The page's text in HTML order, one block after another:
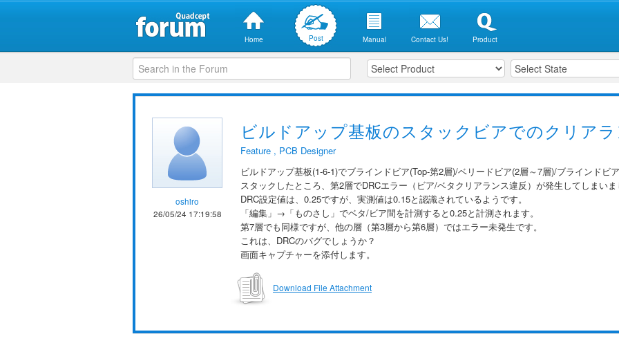
Home Post Manual Contact Us! Product
oshiro
26/05/24 17:19:58
ビルドアップ基板のスタックビアでのクリア
Feature , PCB Designer
ビルドアップ基板(1-6-1)でブラインドビア(Top-第2層)/ベリードビア(2層～7層)/ブラインドビ
スタックしたところ、第2層でDRCエラー（ビア/ベタクリアランス違反）が発生してしまい
DRC設定値は、0.25ですが、実測値は0.15と認識されているようです。
「編集」→「ものさし」でベタ/ビア間を計測すると0.25と計測されます。
第7層でも同様ですが、他の層（第3層から第6層）ではエラー未発生です。
これは、DRCのバグでしょうか？
画面キャプチャーを添付します。
Download File Attachment